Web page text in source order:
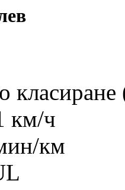
км/ч
км